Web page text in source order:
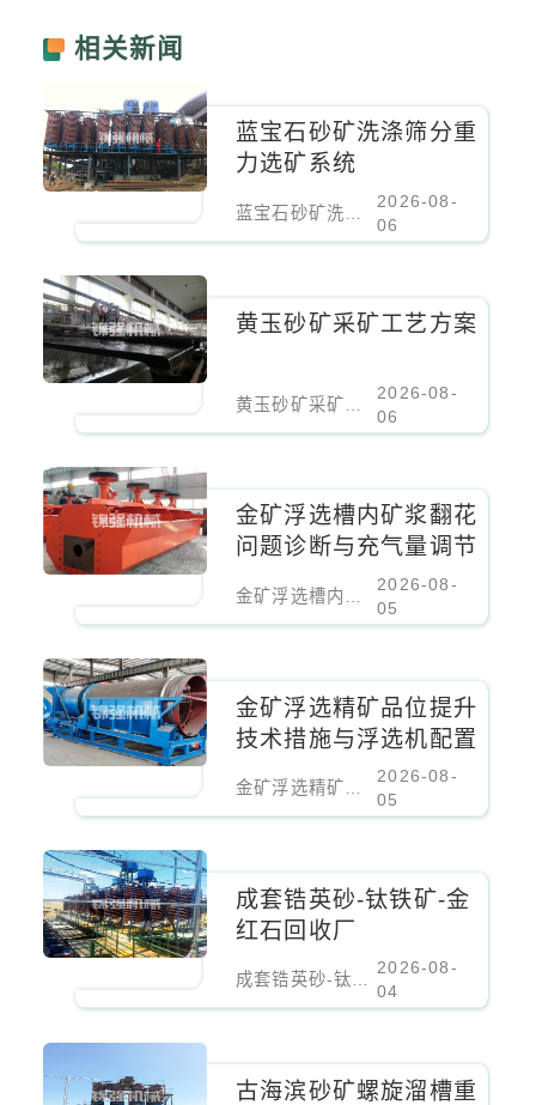
相关新闻
蓝宝石砂矿洗涤筛分重
力选矿系统
2026-08-
06
黄玉砂矿采矿工艺方案
2026-08-
06
​金矿浮选槽内矿浆翻花
问题诊断与充气量调节
​金矿浮选槽内矿浆翻花问题诊断与充气量调节
2026-08-
05
金矿浮选精矿品位提升
技术措施与浮选机配置
金矿浮选精矿品位提升技术措施与浮选机配置
2026-08-
05
成套锆英砂-钛铁矿-金
红石回收厂
成套锆英砂-钛铁矿-金红石回收厂
2026-08-
04
古海滨砂矿螺旋溜槽重